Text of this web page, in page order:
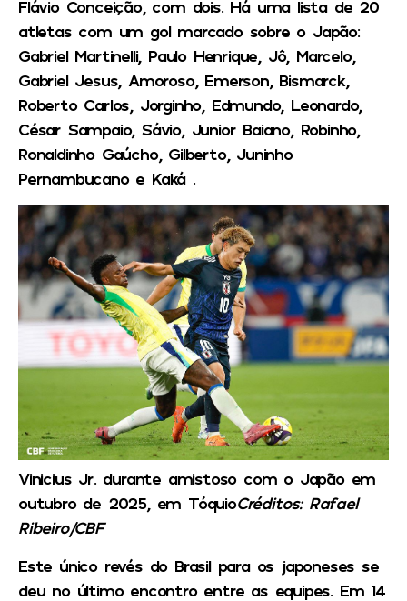
Flávio Conceição, com dois. Há uma lista de 20
atletas com um gol marcado sobre o Japão:
Gabriel Martinelli, Paulo Henrique, Jô, Marcelo,
Gabriel Jesus, Amoroso, Emerson, Bismarck,
Roberto Carlos, Jorginho, Edmundo, Leonardo,
César Sampaio, Sávio, Junior Baiano, Robinho,
Ronaldinho Gaúcho, Gilberto, Juninho
Pernambucano e Kaká .
Vinicius Jr. durante amistoso com o Japão em
outubro de 2025, em TóquioCréditos: Rafael
Ribeiro/CBF
Este único revés do Brasil para os japoneses se
deu no último encontro entre as equipes. Em 14